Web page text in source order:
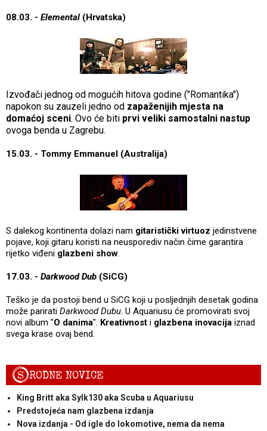
08.03. - Elemental (Hrvatska)
Izvođači jednog od mogućih hitova godine ("Romantika")
napokon su zauzeli jedno od zapaženijih mjesta na
domaćoj sceni. Ovo će biti prvi veliki samostalni nastup
ovoga benda u Zagrebu.
15.03. - Tommy Emmanuel (Australija)
S dalekog kontinenta dolazi nam gitaristički virtuoz jedinstvene
pojave, koji gitaru koristi na neusporediv način čime garantira
rijetko viđeni glazbeni show.
17.03. - Darkwood Dub (SiCG)
Teško je da postoji bend u SiCG koji u posljednjih desetak godina
može parirati Darkwood Dubu. U Aquariusu će promovirati svoj
novi album "O danima". Kreativnost i glazbena inovacija iznad
svega krase ovaj bend.
SRODNE NOVICE
King Britt aka Sylk130 aka Scuba u Aquariusu
Predstojeća nam glazbena izdanja
Nova izdanja - Od igle do lokomotive, nema da nema